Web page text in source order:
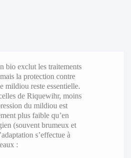
bio exclut les traitements
la protection contre
mildiou reste essentielle.
de Riquewihr, moins
du mildiou est
plus faible qu’en
(souvent brumeux et
s’effectue à
: